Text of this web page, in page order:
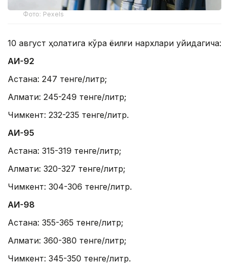
Фото: Pexels
10 август ҳолатига кўра ёқилғи нархлари қуйидагича:
АИ-92
Астана: 247 тенге/литр;
Алмати: 245-249 тенге/литр;
Чимкент: 232-235 тенге/литр.
АИ-95
Астана: 315-319 тенге/литр;
Алмати: 320-327 тенге/литр;
Чимкент: 304-306 тенге/литр.
АИ-98
Астана: 355-365 тенге/литр;
Алмати: 360-380 тенге/литр;
Чимкент: 345-350 тенге/литр.